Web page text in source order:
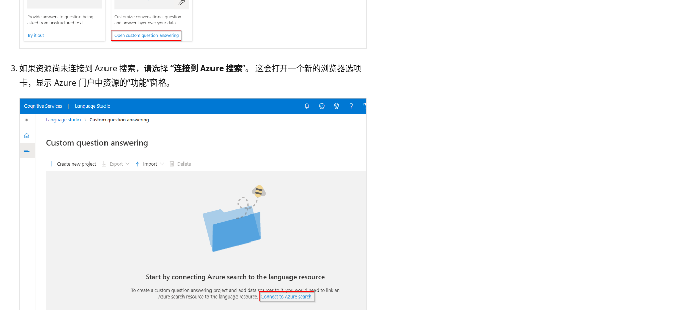
如果资源尚未连接到 Azure 搜索，请选择“连接到 Azure 搜索”。 这会打开一个新的浏览器选项
卡，显示 Azure 门户中资源的“功能”窗格。